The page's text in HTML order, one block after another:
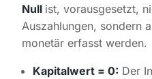
Null ist, vorausgesetzt,
Auszahlungen, sondern
monetär erfasst werden.
Kapitalwert = 0: Der